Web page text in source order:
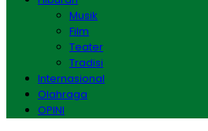
Musik
Film
Teater
Tradisi
Internasional
Olahraga
OPINI